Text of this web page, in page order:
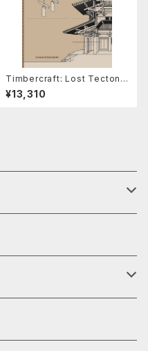
Timbercraft: Lost Tectonic
s from East Asia
¥13,310